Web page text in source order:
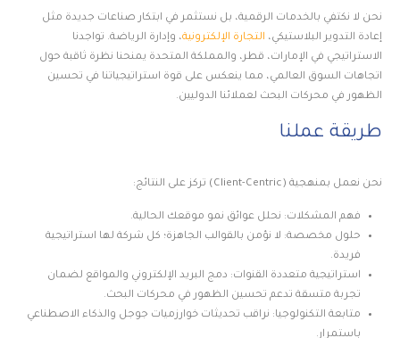
نحن لا نكتفي بالخدمات الرقمية، بل نستثمر في ابتكار صناعات جديدة مثل
إعادة التدوير البلاستيكي، التجارة الإلكترونية، وإدارة الرياضة. تواجدنا
الاستراتيجي في الإمارات، قطر، والمملكة المتحدة يمنحنا نظرة ثاقبة حول
اتجاهات السوق العالمي، مما ينعكس على قوة استراتيجياتنا في تحسين
الظهور في محركات البحث لعملائنا الدوليين.
طريقة عملنا
نحن نعمل بمنهجية (Client-Centric) تركز على النتائج:
فهم المشكلات: نحلل عوائق نمو موقعك الحالية.
حلول مخصصة: لا نؤمن بالقوالب الجاهزة؛ كل شركة لها استراتيجية
فريدة.
استراتيجية متعددة القنوات: دمج البريد الإلكتروني والمواقع لضمان
تجربة متسقة تدعم تحسين الظهور في محركات البحث.
متابعة التكنولوجيا: نراقب تحديثات خوارزميات جوجل والذكاء الاصطناعي
باستمرار.